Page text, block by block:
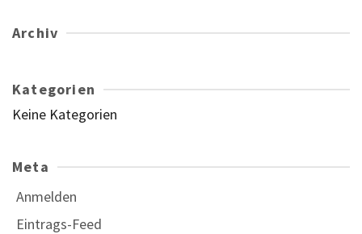
Archiv
Kategorien
Keine Kategorien
Meta
Anmelden
Eintrags-Feed